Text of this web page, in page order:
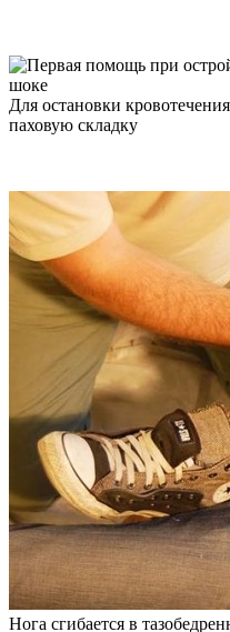
Для остановки
паховую складку
Нога сгибается в